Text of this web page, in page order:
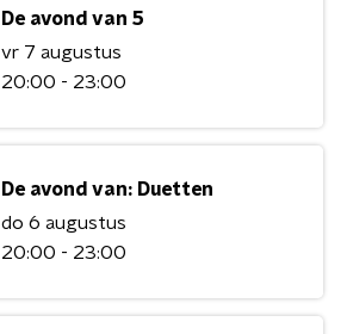
De avond van 5
vr 7 augustus
20:00 - 23:00
De avond van: Duetten
do 6 augustus
20:00 - 23:00